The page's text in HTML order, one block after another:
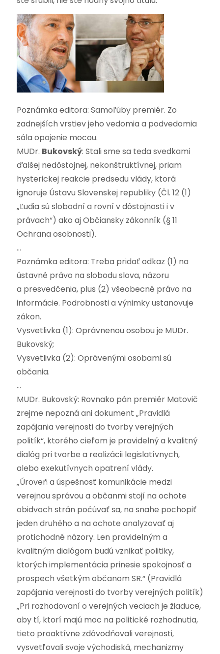
Poznámka editora: Samoľúby premiér. Zo
zadnejších vrstiev jeho vedomia a podvedomia
sála opojenie mocou.
MUDr. Bukovský: Stali sme sa teda svedkami
ďalšej nedôstojnej, nekonštruktívnej, priam
hysterickej reakcie predsedu vlády, ktorá
ignoruje Ústavu Slovenskej republiky (Čl. 12 (1)
„Ľudia sú slobodní a rovní v dôstojnosti i v
právach“) ako aj Občiansky zákonník (§ 11
Ochrana osobnosti).
…
Poznámka editora: Treba pridať odkaz (1) na
ústavné právo na slobodu slova, názoru
a presvedčenia, plus (2) všeobecné právo na
informácie. Podrobnosti a výnimky ustanovuje
zákon.
Vysvetlivka (1): Oprávnenou osobou je MUDr.
Bukovský;
Vysvetlivka (2): Oprávenými osobami sú
občania.
…
MUDr. Bukovský: Rovnako pán premiér Matovič
zrejme nepozná ani dokument „Pravidlá
zapájania verejnosti do tvorby verejných
politík“, ktorého cieľom je pravidelný a kvalitný
dialóg pri tvorbe a realizácii legislatívnych,
alebo exekutívnych opatrení vlády.
„Úroveň a úspešnosť komunikácie medzi
verejnou správou a občanmi stojí na ochote
obidvoch strán počúvať sa, na snahe pochopiť
jeden druhého a na ochote analyzovať aj
protichodné názory. Len pravidelným a
kvalitným dialógom budú vznikať politiky,
ktorých implementácia prinesie spokojnosť a
prospech všetkým občanom SR.“ (Pravidlá
zapájania verejnosti do tvorby verejných politík)
„Pri rozhodovaní o verejných veciach je žiaduce,
aby tí, ktorí majú moc na politické rozhodnutia,
tieto proaktívne zdôvodňovali verejnosti,
vysvetľovali svoje východiská, mechanizmy